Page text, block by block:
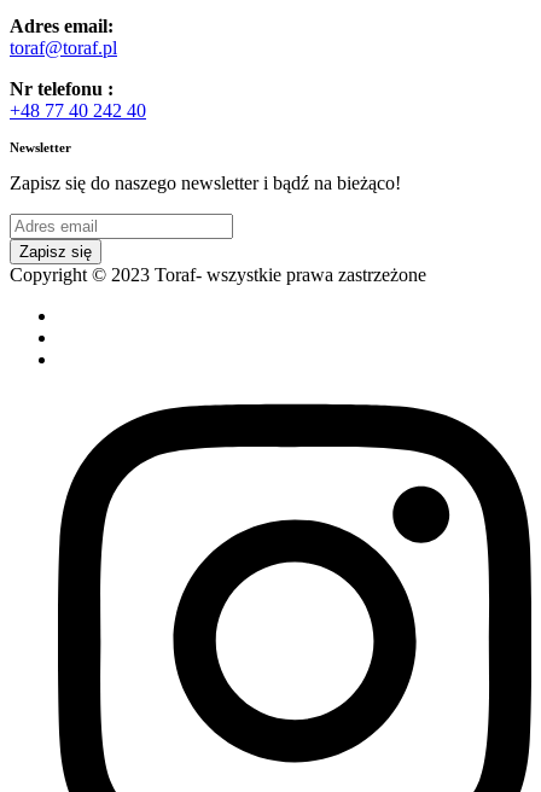
Adres email:
toraf@toraf.pl
Nr telefonu :
+48 77 40 242 40
Newsletter
Zapisz się do naszego newsletter i bądź na bieżąco!
Zapisz się
Copyright © 2023 Toraf- wszystkie prawa zastrzeżone